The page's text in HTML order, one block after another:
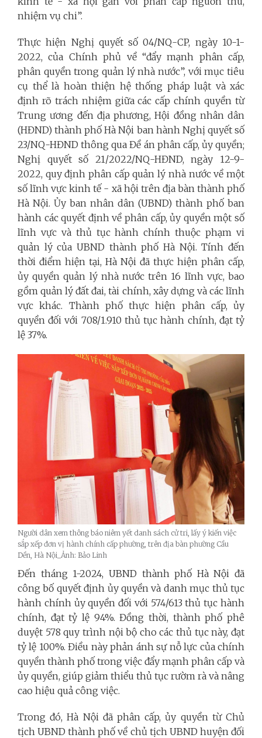
nhiệm vụ chi”.
Thực hiện Nghị quyết số 04/NQ-CP, ngày 10-1-
2022, của Chính phủ về “đẩy mạnh phân cấp,
phân quyền trong quản lý nhà nước”, với mục tiêu
cụ thể là hoàn thiện hệ thống pháp luật và xác
định rõ trách nhiệm giữa các cấp chính quyền từ
Trung ương đến địa phương, Hội đồng nhân dân
(HĐND) thành phố Hà Nội ban hành Nghị quyết số
23/NQ-HĐND thông qua Đề án phân cấp, ủy quyền;
Nghị quyết số 21/2022/NQ-HĐND, ngày 12-9-
2022, quy định phân cấp quản lý nhà nước về một
số lĩnh vực kinh tế - xã hội trên địa bàn thành phố
Hà Nội. Ủy ban nhân dân (UBND) thành phố ban
hành các quyết định về phân cấp, ủy quyền một số
lĩnh vực và thủ tục hành chính thuộc phạm vi
quản lý của UBND thành phố Hà Nội. Tính đến
thời điểm hiện tại, Hà Nội đã thực hiện phân cấp,
ủy quyền quản lý nhà nước trên 16 lĩnh vực, bao
gồm quản lý đất đai, tài chính, xây dựng và các lĩnh
vực khác. Thành phố thực hiện phân cấp, ủy
quyền đối với 708/1.910 thủ tục hành chính, đạt tỷ
lệ 37%.
Người dân xem thông báo niêm yết danh sách cử tri, lấy ý kiến việc
sắp xếp đơn vị hành chính cấp phường, trên địa bàn phường Cầu
Dền, Hà Nội_Ảnh: Bảo Linh
Đến tháng 1-2024, UBND thành phố Hà Nội đã
công bố quyết định ủy quyền và danh mục thủ tục
hành chính ủy quyền đối với 574/613 thủ tục hành
chính, đạt tỷ lệ 94%. Đồng thời, thành phố phê
duyệt 578 quy trình nội bộ cho các thủ tục này, đạt
tỷ lệ 100%. Điều này phản ánh sự nỗ lực của chính
quyền thành phố trong việc đẩy mạnh phân cấp và
ủy quyền, giúp giảm thiểu thủ tục rườm rà và nâng
cao hiệu quả công việc.
Trong đó, Hà Nội đã phân cấp, ủy quyền từ Chủ
tịch UBND thành phố về chủ tịch UBND huyện đối